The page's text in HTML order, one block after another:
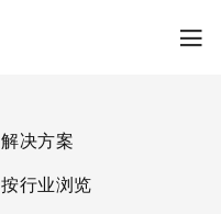
解决方案
按行业浏览